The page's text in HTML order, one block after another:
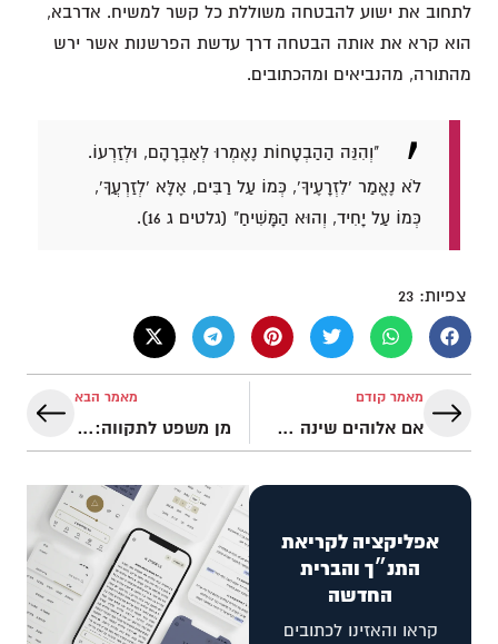
לתחוב את ישוע להבטחה משוללת כל קשר למשיח. אדרבא,
הוא קרא את אותה הבטחה דרך עדשת הפרשנות אשר ירש
מהתורה, מהנביאים ומהכתובים.
"וְהִנֵּה הַהַבְטָחוֹת נֶאֶמְרוּ לְאַבְרָהָם, וּלְזַרְעוֹ.
לֹא נֶאֱמַר 'לִזְרָעֶיךָ', כְּמוֹ עַל רַבִּים, אֶלָּא 'לְזַרְעֲךָ',
כְּמוֹ עַל יָחִיד, וְהוּא הַמָּשִׁיחַ" (גלטים ג 16).
צפיות: 23
מאמר קודם
אם אלוהים שינה את ציון, הוא יכול לשנות גם אותנו
מאמר הבא
מן משפט לתקווה: קריאה מחודשת בירמיהו
אפליקציה לקריאת
התנ״ך והברית
החדשה
קראו והאזינו לכתובים